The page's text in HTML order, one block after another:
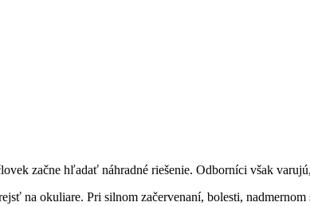
začne hľadať náhradné riešenie. Odborníci však
na okuliare. Pri silnom začervenaní, bolesti,